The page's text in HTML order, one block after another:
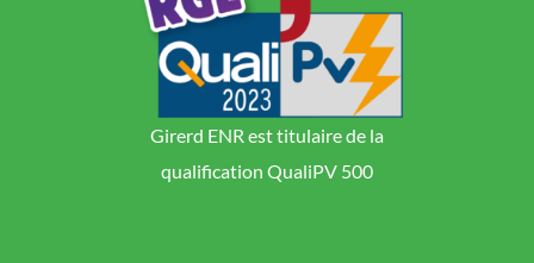
Girerd ENR est titulaire de la
qualification QualiPV 500